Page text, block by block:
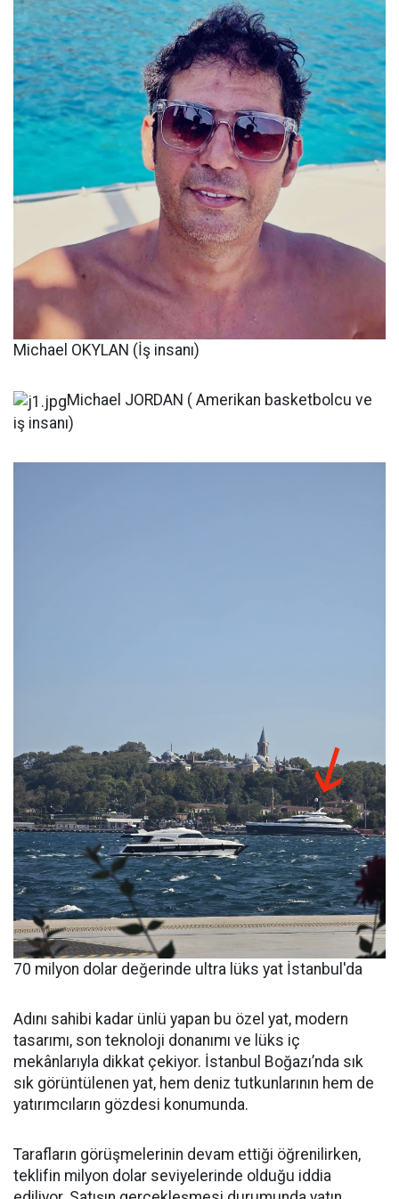
Michael OKYLAN (İş insanı)
Michael JORDAN ( Amerikan basketbolcu ve
iş insanı)
70 milyon dolar değerinde ultra lüks yat İstanbul'da
Adını sahibi kadar ünlü yapan bu özel yat, modern
tasarımı, son teknoloji donanımı ve lüks iç
mekânlarıyla dikkat çekiyor. İstanbul Boğazı’nda sık
sık görüntülenen yat, hem deniz tutkunlarının hem de
yatırımcıların gözdesi konumunda.
Tarafların görüşmelerinin devam ettiği öğrenilirken,
teklifin milyon dolar seviyelerinde olduğu iddia